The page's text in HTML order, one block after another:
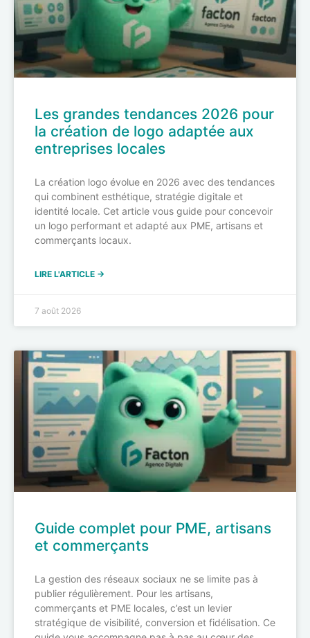
Les grandes tendances 2026 pour
la création de logo adaptée aux
entreprises locales
La création logo évolue en 2026 avec des tendances
qui combinent esthétique, stratégie digitale et
identité locale. Cet article vous guide pour concevoir
un logo performant et adapté aux PME, artisans et
commerçants locaux.
LIRE L'ARTICLE →
7 août 2026
Guide complet pour PME, artisans
et commerçants
La gestion des réseaux sociaux ne se limite pas à
publier régulièrement. Pour les artisans,
commerçants et PME locales, c’est un levier
stratégique de visibilité, conversion et fidélisation. Ce